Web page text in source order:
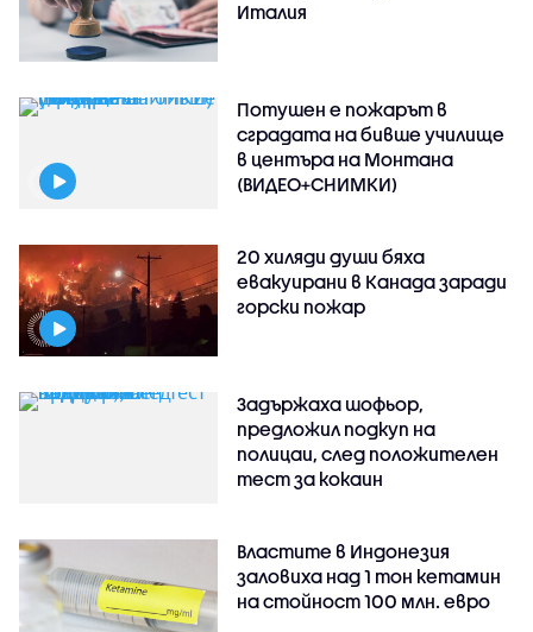
Италия
Потушен е пожарът в
сградата на бивше училище
в центъра на Монтана
(ВИДЕО+СНИМКИ)
20 хиляди души бяха
евакуирани в Канада заради
горски пожар
Задържаха шофьор,
предложил подкуп на
полицаи, след положителен
тест за кокаин
Властите в Индонезия
заловиха над 1 тон кетамин
на стойност 100 млн. евро